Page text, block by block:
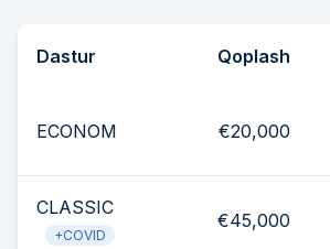
Dastur Qoplash
ECONOM €20,000
CLASSIC
+COVID
€45,000